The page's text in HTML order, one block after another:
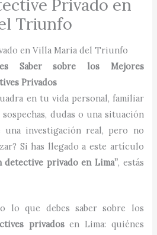
Privado en
Triunfo
en Villa Maria del Triunfo
Saber sobre los Mejores
Privados
en tu vida personal, familiar
dudas o una situación
una investigación real, pero no
Si has llegado a este artículo
detective privado en Lima”, estás
lo que debes saber sobre los
privadosen Lima: quiénes